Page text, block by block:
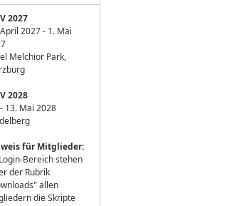
2027
2027 - 1. Mai
Melchior Park,
2028
13. Mai 2028
für Mitglieder:
Bereich stehen
der Rubrik
allen
die Skripte